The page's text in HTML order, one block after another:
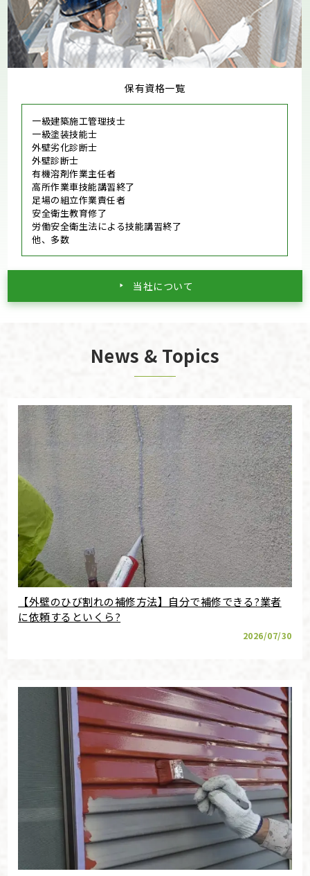
保有資格一覧
一級建築施工管理技士
一級塗装技能士
外壁劣化診断士
外壁診断士
有機溶剤作業主任者
高所作業車技能講習終了
足場の組立作業責任者
安全衛生教育修了
労働安全衛生法による技能講習終了
他、多数
当社について
News & Topics
【外壁のひび割れの補修方法】自分で補修できる?業者
に依頼するといくら?
2026/07/30